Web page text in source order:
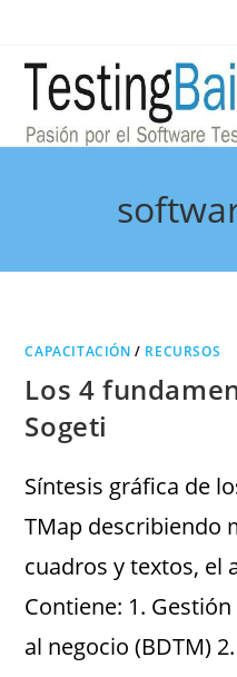
CAPACITACIÓN / RECURSOS
Los 4
Sogeti
Síntesis gráfica de
TMap describiendo
cuadros y textos, el
Contiene: 1.
al negocio (BDTM)